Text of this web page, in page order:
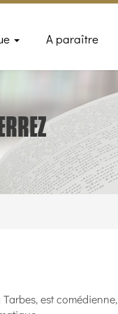
A paraître
est comédienne,